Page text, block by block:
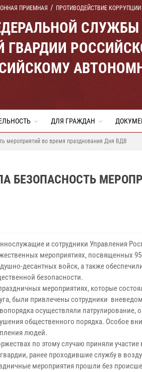
ПРИЕМНАЯ ПРОТИВОДЕЙСТВИЕ КОРРУПЦИИ
ГВАРДИИ
ДЛЯ ГРАЖДАН
мероприятий во время празднования Дня ВДВ
БЕЗОПАСНОСТЬ
и сотрудники Управления
мероприятиях, посвященных
десантных войск, а также
безопасности.
мероприятиях, которые
были привлечены сотрудники
осуществляли патрулирование,
общественного порядка. Особое
людей.
по этому случаю приняли
ранее проходившие службу в
мероприятия прошли без